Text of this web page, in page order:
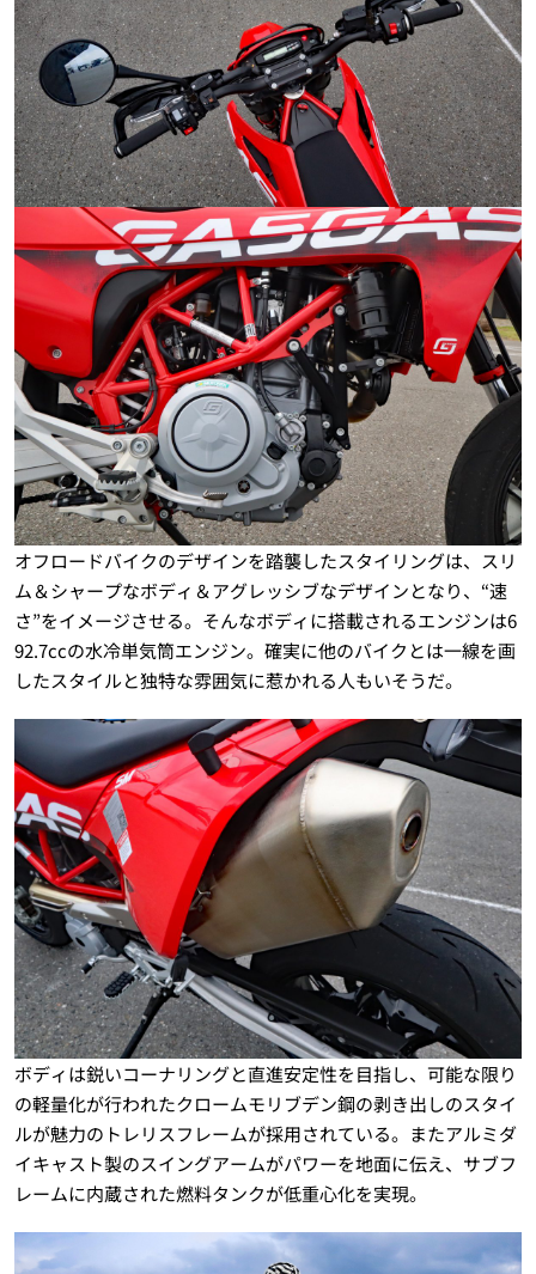
オフロードバイクのデザインを踏襲したスタイリングは、スリ
ム＆シャープなボディ＆アグレッシブなデザインとなり、“速
さ”をイメージさせる。そんなボディに搭載されるエンジンは6
92.7ccの水冷単気筒エンジン。確実に他のバイクとは一線を画
したスタイルと独特な雰囲気に惹かれる人もいそうだ。
ボディは鋭いコーナリングと直進安定性を目指し、可能な限り
の軽量化が行われたクロームモリブデン鋼の剥き出しのスタイ
ルが魅力のトレリスフレームが採用されている。またアルミダ
イキャスト製のスイングアームがパワーを地面に伝え、サブフ
レームに内蔵された燃料タンクが低重心化を実現。